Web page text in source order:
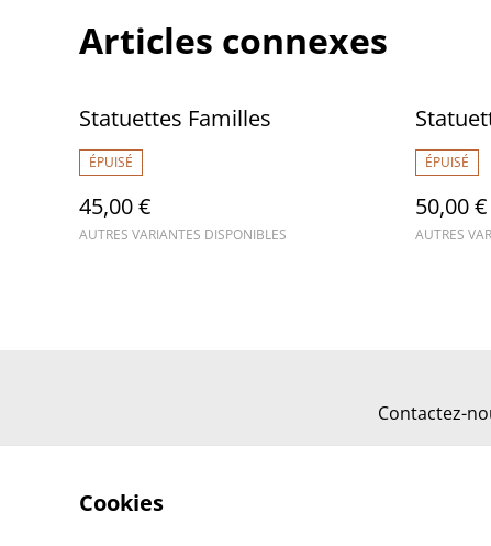
Articles connexes
Statuettes Familles
ÉPUISÉ
45,00 €
AUTRES VARIANTES DISPONIBLES
ÉPUISÉ
50,00 €
AUTRES
Contactez-
Cookies